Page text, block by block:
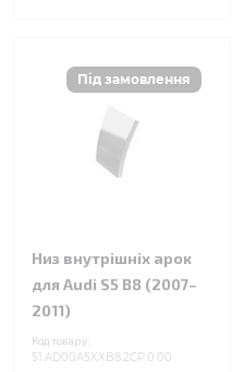
Низ внутрішніх арок
для Audi S5 B8 (2007–
2011)
Код товару:
51.AD00A5XXB8.2CP.0.00